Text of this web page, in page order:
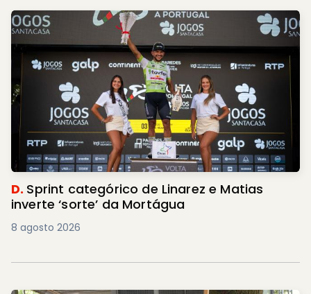
D. Sprint categórico de Linarez e Matias
inverte ‘sorte’ da Mortágua
8 agosto 2026